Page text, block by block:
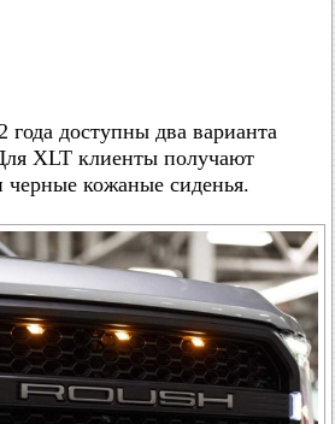
года доступны два варианта
XLT клиенты получают
черные кожаные сиденья.